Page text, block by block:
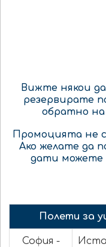
Вижте някои
резервирате
обратно
Промоцията не
Ако желате да
дати можете
Полети за
София -